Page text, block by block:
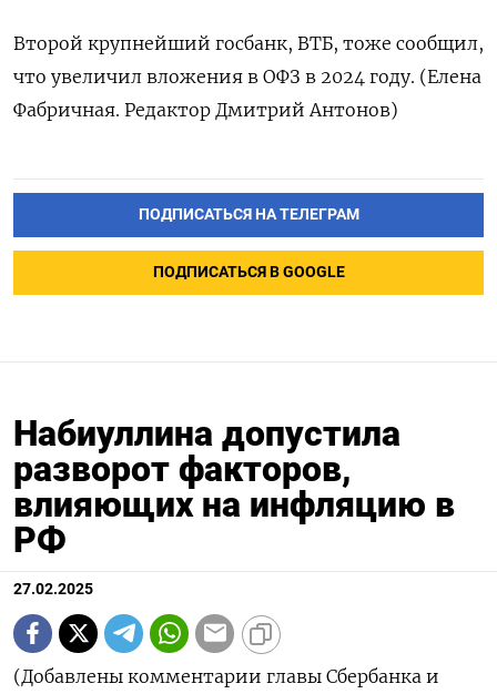
Второй крупнейший госбанк, ВТБ, тоже сообщил,
что увеличил вложения в ОФЗ в 2024 году. (Елена
Фабричная. Редактор Дмитрий Антонов)
ПОДПИСАТЬСЯ НА ТЕЛЕГРАМ
ПОДПИСАТЬСЯ В GOOGLE
Набиуллина допустила
разворот факторов,
влияющих на инфляцию в
РФ
27.02.2025
(Добавлены комментарии главы Сбербанка и